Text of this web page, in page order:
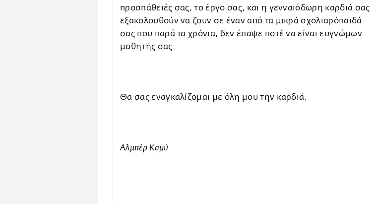
προσπάθειές σας, το έργο σας, και η γενναιόδωρη καρδιά σας
εξακολουθούν να ζουν σε έναν από τα μικρά σχολιαρόπαιδά
σας που παρά τα χρόνια, δεν έπαψε ποτέ να είναι ευγνώμων
μαθητής σας.
Θα σας εναγκαλίζομαι με όλη μου την καρδιά.
Αλμπέρ Καμύ